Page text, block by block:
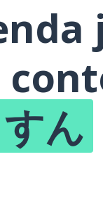
ん